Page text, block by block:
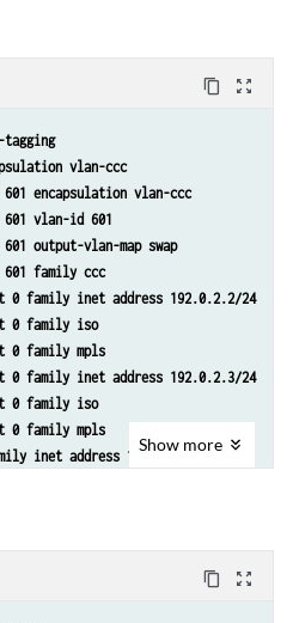
content_copy zoom_out_map
vlan-ccc
encapsulation vlan-ccc
vlan-id 601
output-vlan-map swap
family ccc
family inet address 192.0.2.2/24
0 family iso
0 family mpls
family inet address 192.0.2.3/24
0 family iso
0 family mpls
inet address 10.255.14.217/32
2/0/10.0
Show more
content_copy zoom_out_map